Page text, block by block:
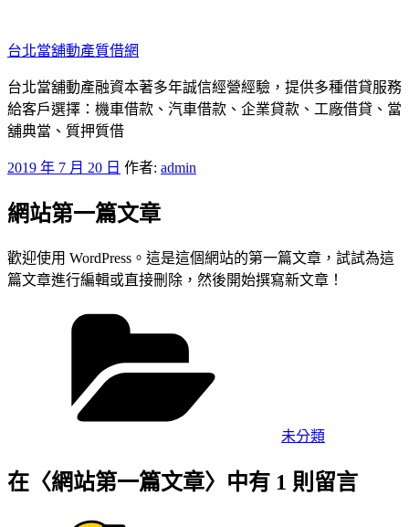
至
主
要
內
容
台北當舖動產質借網
台北當舖動產融資本著多年誠信經營經驗，提供多種借貸服務
給客戶選擇：機車借款、汽車借款、企業貸款、工廠借貸、當
舖典當、質押質借
發
於
2019 年 7 月 20 日 作者: admin
網站第一篇文章
歡迎使用 WordPress。這是這個網站的第一篇文章，試試為這
篇文章進行編輯或直接刪除，然後開始撰寫新文章！
未分類
在〈網站第一篇文章〉中有 1 則留言